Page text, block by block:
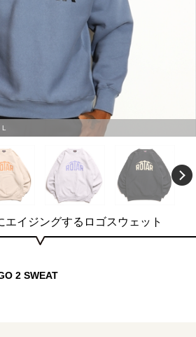
エイジングするロゴスウェット
2 SWEAT